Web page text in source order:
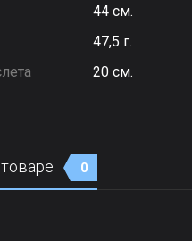
44 см.
47,5 г.
20 см.
0